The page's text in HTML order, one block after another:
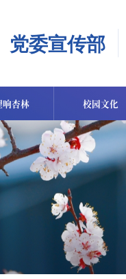
响杏林 校园文化